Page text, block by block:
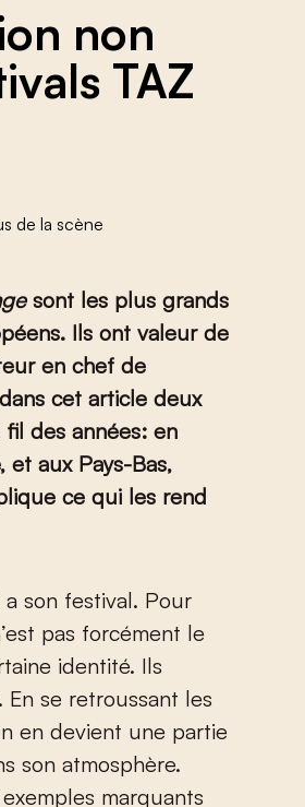
non
TAZ
de la scène
sont les plus grands
Ils ont valeur de
en chef de
cet article deux
des années: en
et aux Pays-Bas,
ce qui les rend
pas forcément le
identité. Ils
se retroussant les
en devient une partie
son atmosphère.
marquants